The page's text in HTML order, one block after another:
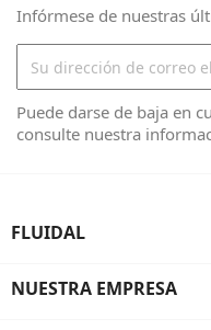
Infórmese de nuestras
Puede darse de baja en
consulte nuestra
FLUIDAL
NUESTRA EMPRESA